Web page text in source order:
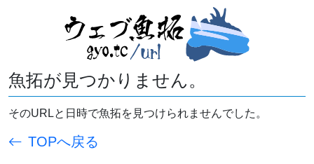
魚拓が見つかりません。
そのURLと日時で魚拓を見つけられませんでした。
TOPへ戻る